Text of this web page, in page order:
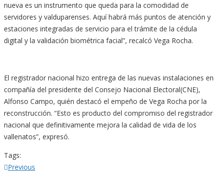
nueva es un instrumento que queda para la comodidad de
servidores y valduparenses. Aquí habrá más puntos de atención y
estaciones integradas de servicio para el trámite de la cédula
digital y la validación biométrica facial”, recalcó Vega Rocha.
El registrador nacional hizo entrega de las nuevas instalaciones en
compañía del presidente del Consejo Nacional Electoral(CNE),
Alfonso Campo, quién destacó el empeño de Vega Rocha por la
reconstrucción. “Esto es producto del compromiso del registrador
nacional que definitivamente mejora la calidad de vida de los
vallenatos”, expresó.
Tags:
Navegación
Previous